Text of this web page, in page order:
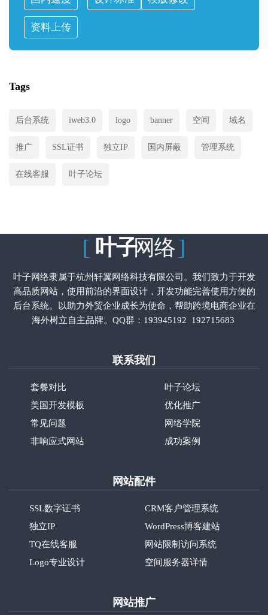
资料上传
Tags
后台系统 iweb3.0 logo banner 空间 域名
推广 SSL证书 独立IP 国内屏蔽 管理系统
在线客服 叶子论坛
[ 叶子网络]
叶子网络隶属于杭州轩翼网络科技有限公司。我们致力于开发
高品质网站，使用前沿的界面设计，开发功能完善使用方便的
后台系统。以助力外贸企业成长为使命，帮助跨境电商企业在
海外树立自主品牌。QQ群： 193945192 192715683
联系我们
套餐对比
美国开发模板
常见问题
非响应式网站
叶子论坛
优化推广
网络学院
成功案例
网站配件
SSL数字证书
独立IP
TQ在线客服
Logo专业设计
CRM客户管理系统
WordPress博客建站
网站限制访问系统
空间服务器详情
网站推广